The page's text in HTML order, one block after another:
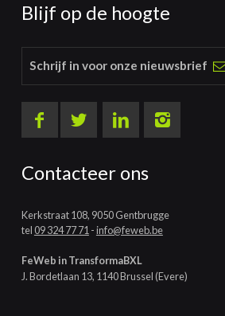
Blijf op de hoogte
Schrijf in voor onze nieuwsbrief
Contacteer ons
Kerkstraat 108, 9050 Gentbrugge
tel09 324 77 71 -info@feweb.be
FeWeb in TransformaBXL
J. Bordetlaan 13, 1140 Brussel (Evere)